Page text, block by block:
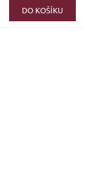
DO KOŠÍKU